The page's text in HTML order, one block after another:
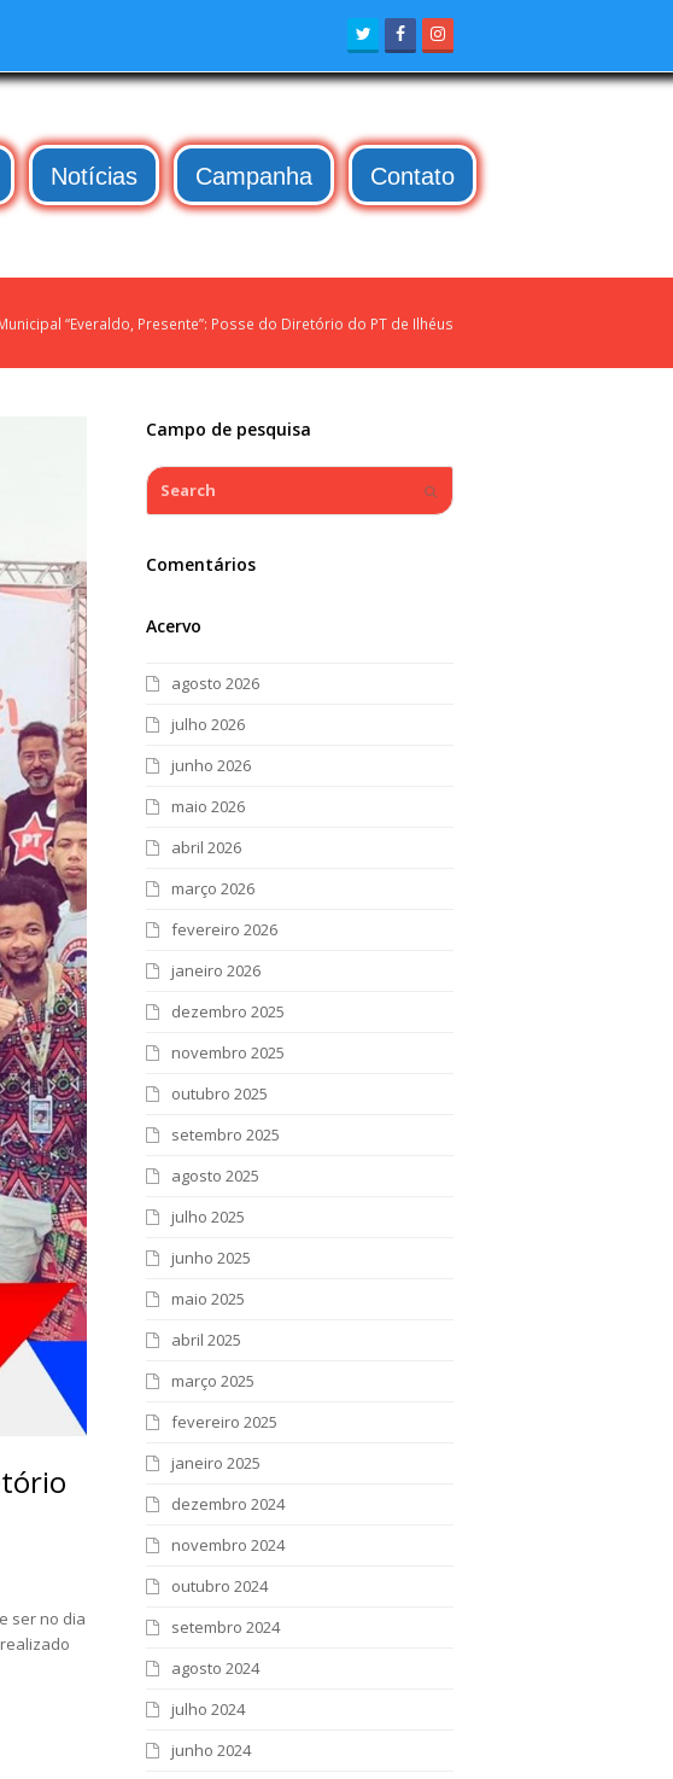
TwitterFacebook
Notícias Campanha Contato
“Everaldo, Presente”: Posse do Diretório do PT de Ilhéus
ser no dia
Campo de pesquisa
Search
Comentários
Acervo
agosto 2026
julho 2026
junho 2026
maio 2026
abril 2026
março 2026
fevereiro 2026
janeiro 2026
dezembro 2025
novembro 2025
outubro 2025
setembro 2025
agosto 2025
julho 2025
junho 2025
maio 2025
abril 2025
março 2025
fevereiro 2025
janeiro 2025
dezembro 2024
novembro 2024
outubro 2024
setembro 2024
agosto 2024
julho 2024
junho 2024